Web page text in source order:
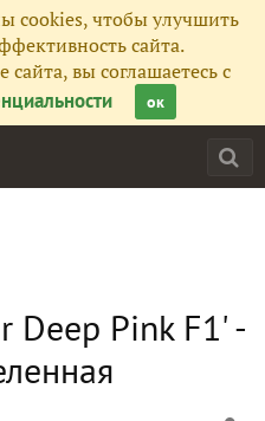
cookies, чтобы улучшить
сайта.
вы соглашаетесь с
ок
Deep Pink F1' -